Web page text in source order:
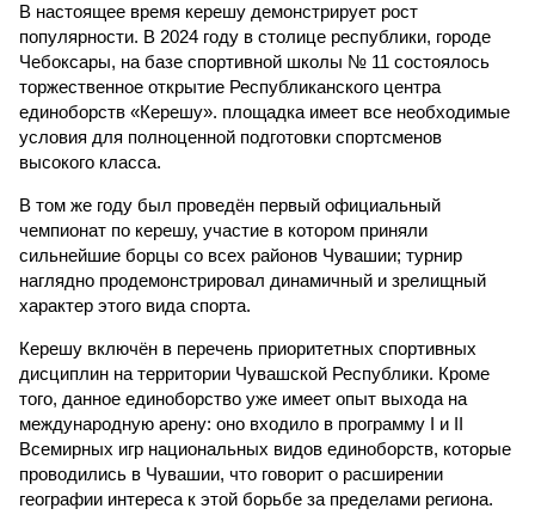
В настоящее время керешу демонстрирует рост
популярности. В 2024 году в столице республики, городе
Чебоксары, на базе спортивной школы № 11 состоялось
торжественное открытие Республиканского центра
единоборств «Керешу». площадка имеет все необходимые
условия для полноценной подготовки спортсменов
высокого класса.
В том же году был проведён первый официальный
чемпионат по керешу, участие в котором приняли
сильнейшие борцы со всех районов Чувашии; турнир
наглядно продемонстрировал динамичный и зрелищный
характер этого вида спорта.
Керешу включён в перечень приоритетных спортивных
дисциплин на территории Чувашской Республики. Кроме
того, данное единоборство уже имеет опыт выхода на
международную арену: оно входило в программу I и II
Всемирных игр национальных видов единоборств, которые
проводились в Чувашии, что говорит о расширении
географии интереса к этой борьбе за пределами региона.